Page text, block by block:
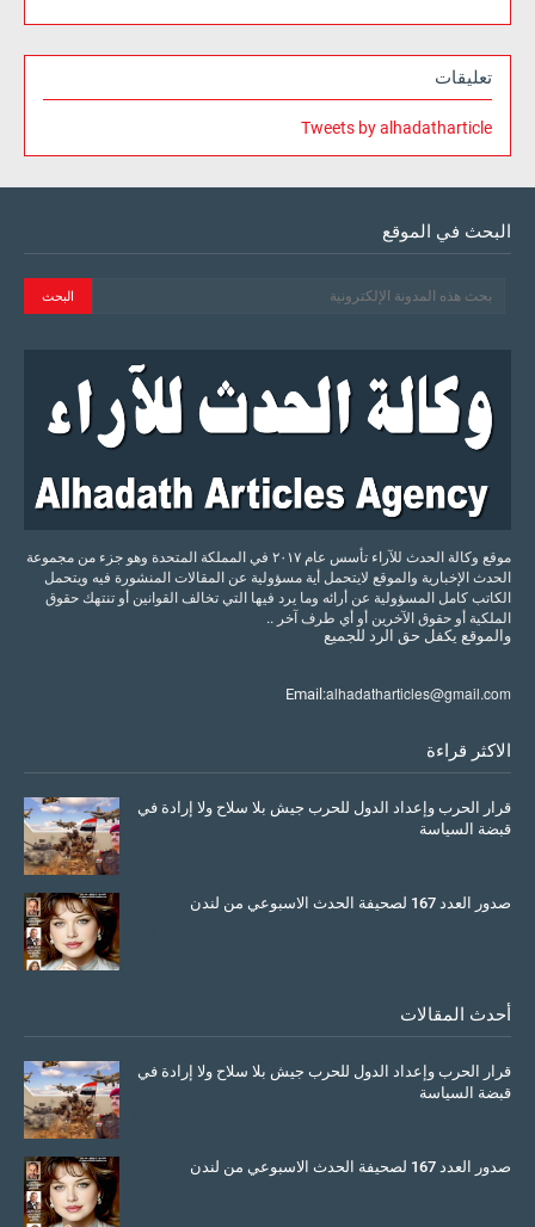
تعليقات
Tweets by alhadatharticle
البحث في الموقع
موقع وكالة الحدث للآراء تأسس عام ٢٠١٧ في المملكة المتحدة وهو جزء من مجموعة
الحدث الإخبارية والموقع لايتحمل أية مسؤولية عن المقالات المنشورة فيه ويتحمل
الكاتب كامل المسؤولية عن أرائه وما يرد فيها التي تخالف القوانين أو تنتهك حقوق
الملكية أو حقوق الآخرين أو أي طرف آخر ..
والموقع يكفل حق الرد للجميع
Email:alhadatharticles@gmail.com
الاكثر قراءة
قرار الحرب وإعداد الدول للحرب جيش بلا سلاح ولا إرادة في
قبضة السياسة
صدور العدد 167 لصحيفة الحدث الاسبوعي من لندن
أحدث المقالات
قرار الحرب وإعداد الدول للحرب جيش بلا سلاح ولا إرادة في
قبضة السياسة
صدور العدد 167 لصحيفة الحدث الاسبوعي من لندن